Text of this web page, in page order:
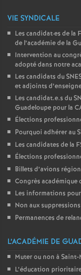
VIE SYNDICALE
Les candidat·es de la
de l’académie de la
Intervention au
adopté dans notre
Les candidats du
et adjoints
Les candidat.e.s du
Guadeloupe pour la
Élections
Pourquoi adhérer au
Les candidates de la
Élections
Billets d’avions
Congrès académique
Les informations
Non aux
Permanences de
L’ACADÉMIE DE
Muter ou non à
L’éducation